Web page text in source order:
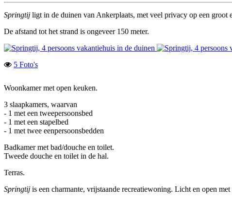
Springtij ligt in de duinen van Ankerplaats, met veel privacy op een groot
De afstand tot het strand is ongeveer 150 meter.
5 Foto's
Woonkamer met open keuken.
3 slaapkamers, waarvan
- 1 met een tweepersoonsbed
- 1 met een stapelbed
- 1 met twee eenpersoonsbedden
Badkamer met bad/douche en toilet.
Tweede douche en toilet in de hal.
Terras.
Springtij is een charmante, vrijstaande recreatiewoning. Licht en open